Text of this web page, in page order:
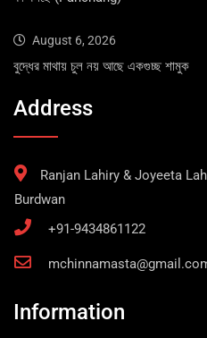
August 6, 2026
বুদ্ধের মাথায় চুল নয় আছে একগুচ্ছ শামুক
Address
Ranjan Lahiry & Joyeeta
Burdwan
+91-9434861122
Information